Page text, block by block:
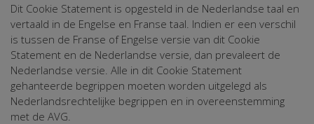
Dit Cookie Statement is opgesteld in de Nederlandse taal en
vertaald in de Engelse en Franse taal. Indien er een verschil
is tussen de Franse of Engelse versie van dit Cookie
Statement en de Nederlandse versie, dan prevaleert de
Nederlandse versie. Alle in dit Cookie Statement
gehanteerde begrippen moeten worden uitgelegd als
Nederlandsrechtelijke begrippen en in overeenstemming
met de AVG.